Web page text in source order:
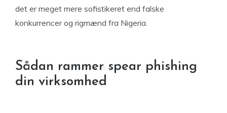
det er meget mere sofistikeret end falske
konkurrencer og rigmænd fra Nigeria.
Sådan rammer spear phishing
din virksomhed